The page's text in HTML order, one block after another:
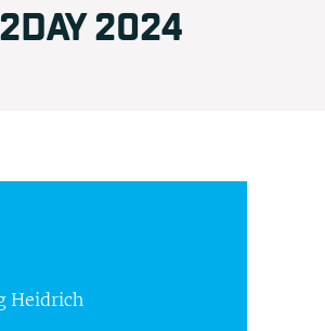
2024
Heidrich